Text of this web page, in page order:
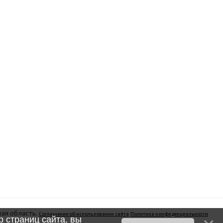
область. Соглашение об использовании сайта Политика конфиденциальности
страниц сайта, вы